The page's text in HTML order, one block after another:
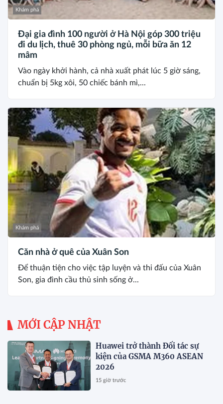
Khám phá
Đại gia đình 100 người ở Hà Nội góp 300 triệu
đi du lịch, thuê 30 phòng ngủ, mỗi bữa ăn 12
mâm
Vào ngày khởi hành, cả nhà xuất phát lúc 5 giờ sáng,
chuẩn bị 5kg xôi, 50 chiếc bánh mì,...
Khám phá
Căn nhà ở quê của Xuân Son
Để thuận tiện cho việc tập luyện và thi đấu của Xuân
Son, gia đình cầu thủ sinh sống ở...
MỚI CẬP NHẬT
Huawei trở thành Đối tác sự
kiện của GSMA M360 ASEAN
2026
15 giờ trước